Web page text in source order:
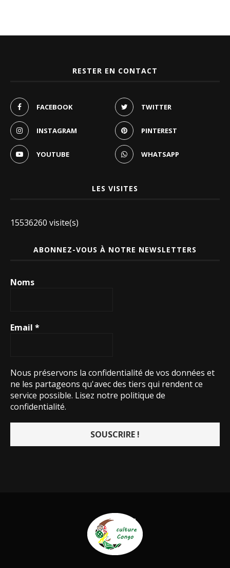
RESTER EN CONTACT
FACEBOOK TWITTER
INSTAGRAM PINTEREST
YOUTUBE WHATSAPP
LES VISITES
15536260 visite(s)
ABONNEZ-VOUS À NOTRE NEWSLETTERS
Noms
Email *
Nous préservons la confidentialité de vos données et
ne les partageons qu'avec des tiers qui rendent ce
service possible. Lisez notre politique de
confidentialité.